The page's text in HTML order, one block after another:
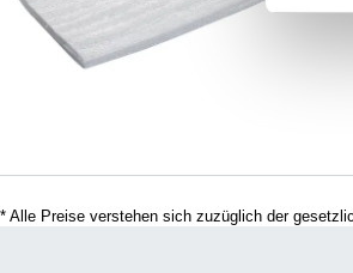
* Alle Preise verstehen sich zuzüglich der